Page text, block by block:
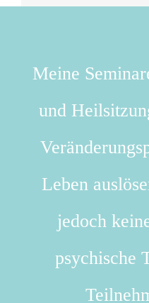
Meine
und
Leben
jedoch
psychische